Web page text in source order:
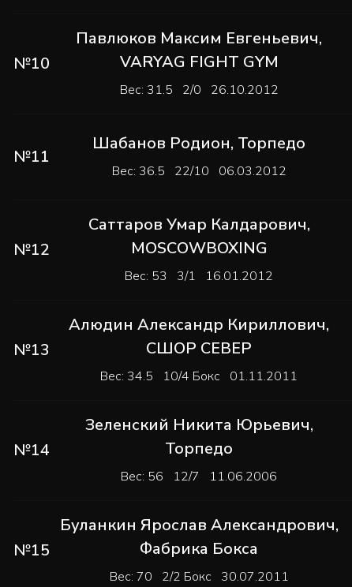
№10
Павлюков Максим Евгеньевич,
VARYAG FIGHT GYM
Вес: 31.5 2/0 26.10.2012
№11
Шабанов Родион, Торпедо
Вес: 36.5 22/10 06.03.2012
№12
Саттаров Умар Калдарович,
MOSCOWBOXING
Вес: 53 3/1 16.01.2012
№13
Алюдин Александр Кириллович,
СШОР СЕВЕР
Вес: 34.5 10/4 Бокс 01.11.2011
№14
Зеленский Никита Юрьевич,
Торпедо
Вес: 56 12/7 11.06.2006
№15
Буланкин Ярослав Александрович,
Фабрика Бокса
Вес: 70 2/2 Бокс 30.07.2011